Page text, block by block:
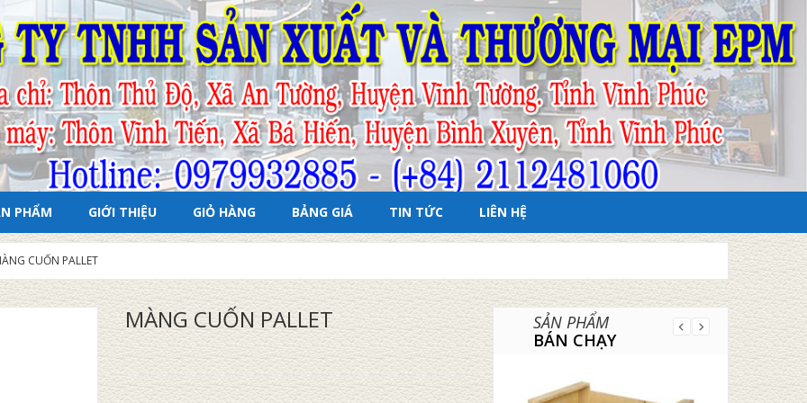
PHẨM GIỚI THIỆU GIỎ HÀNG BẢNG GIÁ TIN TỨC LIÊN HỆ
CUỐN PALLET
MÀNG CUỐN PALLET
SẢN PHẨM
BÁN CHẠY